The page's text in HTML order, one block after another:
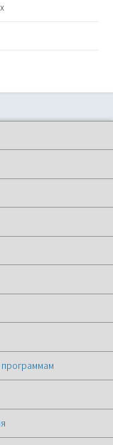
программам